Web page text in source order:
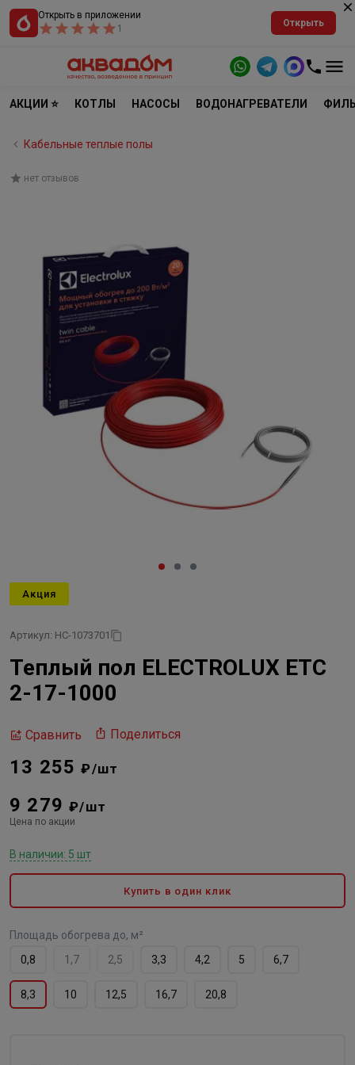
Открыть в приложении
1
Открыть
АКЦИИ ⭐ КОТЛЫ НАСОСЫ ВОДОНАГРЕВАТЕЛИ
Кабельные теплые полы
нет отзывов
Акция
Артикул: НС-1073701
Теплый пол ELECTROLUX ETC
2-17-1000
Сравнить Поделиться
13 255₽/шт
9 279₽/шт
Цена по акции
В наличии: 5 шт
Купить в один клик
Площадь обогрева до, м²
0,8
1,7 2,5 3,3 4,2 5 6,7
8,3 10 12,5 16,7 20,8